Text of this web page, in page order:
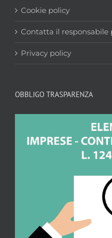
Cookie policy
Contatta il responsabile
Privacy policy
OBBLIGO TRASPARENZA